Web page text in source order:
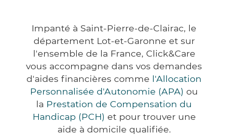
Impanté à Saint-Pierre-de-Clairac, le
département Lot-et-Garonne et sur
l'ensemble de la France, Click&Care
vous accompagne dans vos demandes
d'aides financières comme l'Allocation
Personnalisée d'Autonomie (APA) ou
la Prestation de Compensation du
Handicap (PCH) et pour trouver une
aide à domicile qualifiée.